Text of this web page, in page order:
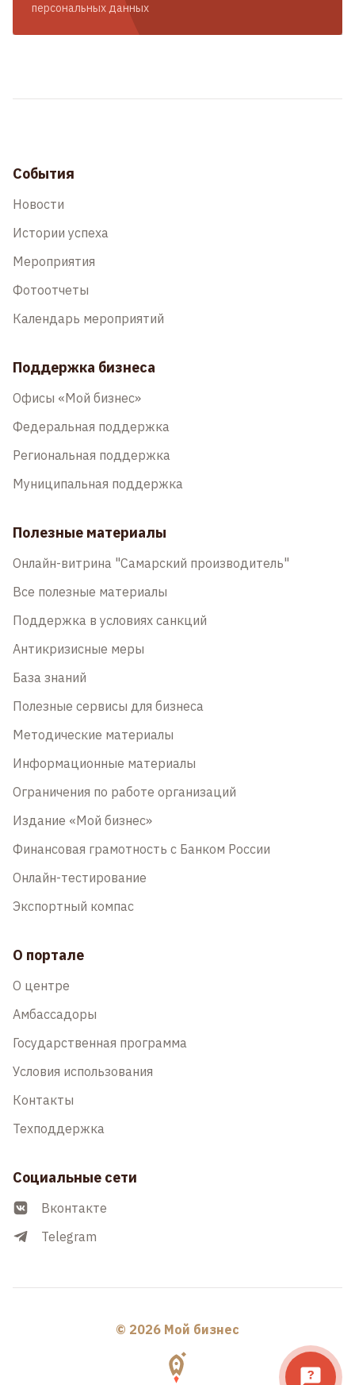
персональных данных
События
Новости
Истории успеха
Мероприятия
Фотоотчеты
Календарь мероприятий
Поддержка бизнеса
Офисы «Мой бизнес»
Федеральная поддержка
Региональная поддержка
Муниципальная поддержка
Полезные материалы
Онлайн-витрина "Самарский производитель"
Все полезные материалы
Поддержка в условиях санкций
Антикризисные меры
База знаний
Полезные сервисы для бизнеса
Методические материалы
Информационные материалы
Ограничения по работе организаций
Издание «Мой бизнес»
Финансовая грамотность с Банком России
Онлайн-тестирование
Экспортный компас
О портале
О центре
Амбассадоры
Государственная программа
Условия использования
Контакты
Техподдержка
Социальные сети
Вконтакте
Telegram
© 2026 Мой бизнес